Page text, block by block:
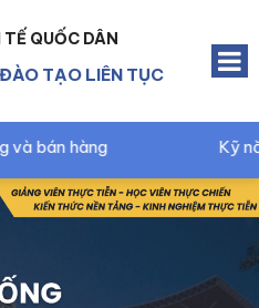
QUỐC DÂN
TẠO LIÊN TỤC
Kỹ năng Digital marketing và